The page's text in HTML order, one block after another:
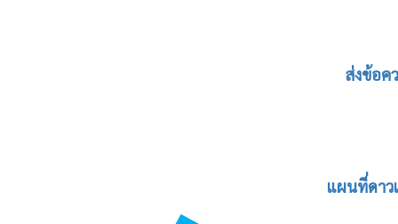
ส่งข้อค
แผนที่ดา